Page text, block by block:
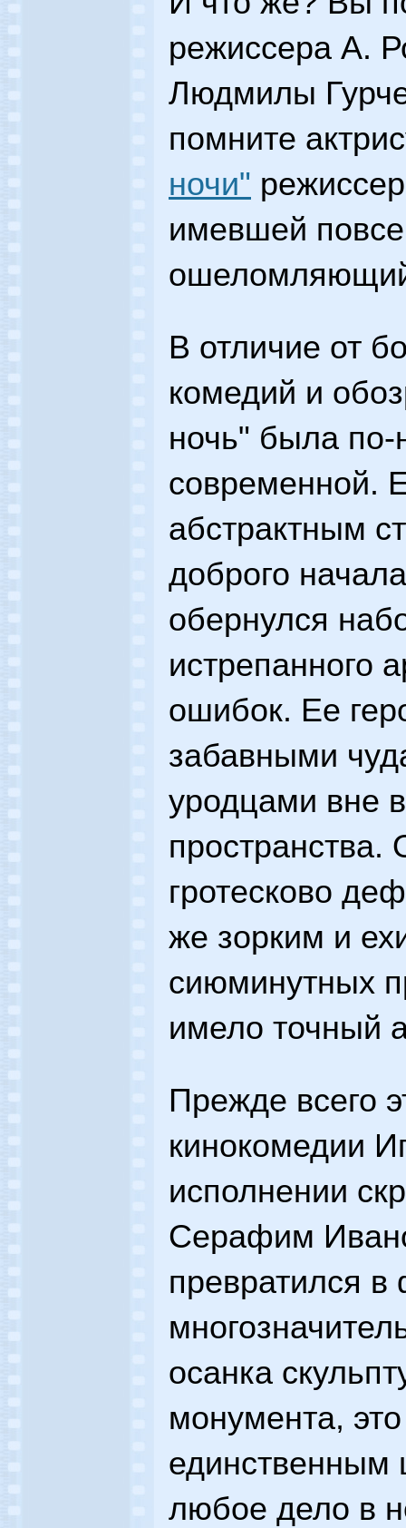
режиссера А.
Людмилы
помните
ночи"
имевшей
В отличие от
комедий и
ночь" была
современной.
абстрактным
доброго
обернулся
истрепанного
ошибок. Ее
забавными
уродцами вне
пространства.
гротесково
же зорким и
сиюминутных
имело точный
Прежде всего
кинокомедии
исполнении
Серафим
превратился в
осанка
монумента,
единственным
любое дело в